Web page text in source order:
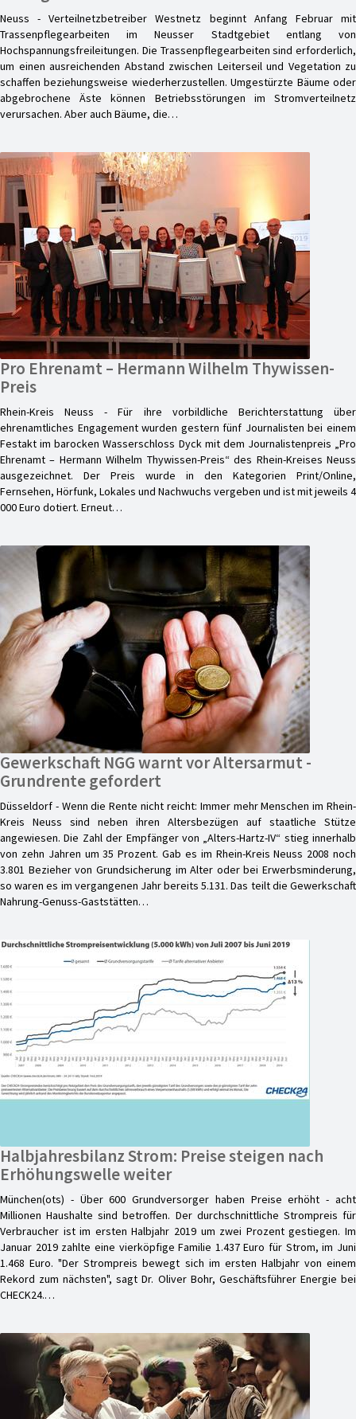
Neuss - Verteilnetzbetreiber Westnetz beginnt Anfang Februar mit
Trassenpflegearbeiten im Neusser Stadtgebiet entlang von
Hochspannungsfreileitungen. Die Trassenpflegearbeiten sind erforderlich,
um einen ausreichenden Abstand zwischen Leiterseil und Vegetation zu
schaffen beziehungsweise wiederherzustellen. Umgestürzte Bäume oder
abgebrochene Äste können Betriebsstörungen im Stromverteilnetz
verursachen. Aber auch Bäume, die…
Pro Ehrenamt – Hermann Wilhelm Thywissen-
Preis
Rhein-Kreis Neuss - Für ihre vorbildliche Berichterstattung über
ehrenamtliches Engagement wurden gestern fünf Journalisten bei einem
Festakt im barocken Wasserschloss Dyck mit dem Journalistenpreis „Pro
Ehrenamt – Hermann Wilhelm Thywissen-Preis“ des Rhein-Kreises Neuss
ausgezeichnet. Der Preis wurde in den Kategorien Print/Online,
Fernsehen, Hörfunk, Lokales und Nachwuchs vergeben und ist mit jeweils 4
000 Euro dotiert. Erneut…
Gewerkschaft NGG warnt vor Altersarmut -
Grundrente gefordert
Düsseldorf - Wenn die Rente nicht reicht: Immer mehr Menschen im Rhein-
Kreis Neuss sind neben ihren Altersbezügen auf staatliche Stütze
angewiesen. Die Zahl der Empfänger von „Alters-Hartz-IV“ stieg innerhalb
von zehn Jahren um 35 Prozent. Gab es im Rhein-Kreis Neuss 2008 noch
3.801 Bezieher von Grundsicherung im Alter oder bei Erwerbsminderung,
so waren es im vergangenen Jahr bereits 5.131. Das teilt die Gewerkschaft
Nahrung-Genuss-Gaststätten…
Halbjahresbilanz Strom: Preise steigen nach
Erhöhungswelle weiter
München(ots) - Über 600 Grundversorger haben Preise erhöht - acht
Millionen Haushalte sind betroffen. Der durchschnittliche Strompreis für
Verbraucher ist im ersten Halbjahr 2019 um zwei Prozent gestiegen. Im
Januar 2019 zahlte eine vierköpfige Familie 1.437 Euro für Strom, im Juni
1.468 Euro. "Der Strompreis bewegt sich im ersten Halbjahr von einem
Rekord zum nächsten", sagt Dr. Oliver Bohr, Geschäftsführer Energie bei
CHECK24.…